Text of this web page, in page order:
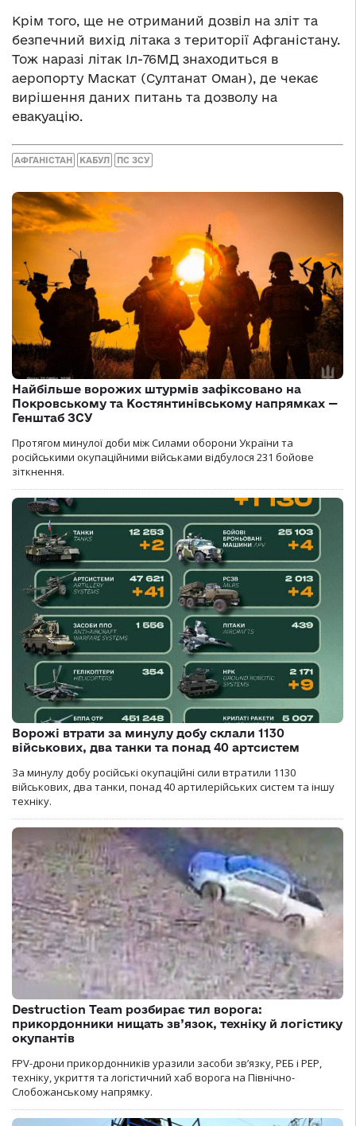
Крім того, ще не отриманий дозвіл на зліт та
безпечний вихід літака з території Афганістану.
Тож наразі літак Іл-76МД знаходиться в
аеропорту Маскат (Султанат Оман), де чекає
вирішення даних питань та дозволу на
евакуацію.
АФГАНІСТАН КАБУЛ ПС ЗСУ
Найбільше ворожих штурмів зафіксовано на
Покровському та Костянтинівському напрямках —
Генштаб ЗСУ
Протягом минулої доби між Силами оборони України та
російськими окупаційними військами відбулося 231 бойове
зіткнення.
Ворожі втрати за минулу добу склали 1130
військових, два танки та понад 40 артсистем
За минулу добу російські окупаційні сили втратили 1130
військових, два танки, понад 40 артилерійських систем та іншу
техніку.
Destruction Team розбирає тил ворога:
прикордонники нищать зв’язок, техніку й логістику
окупантів
FPV-дрони прикордонників уразили засоби зв’язку, РЕБ і РЕР,
техніку, укриття та логістичний хаб ворога на Північно-
Слобожанському напрямку.